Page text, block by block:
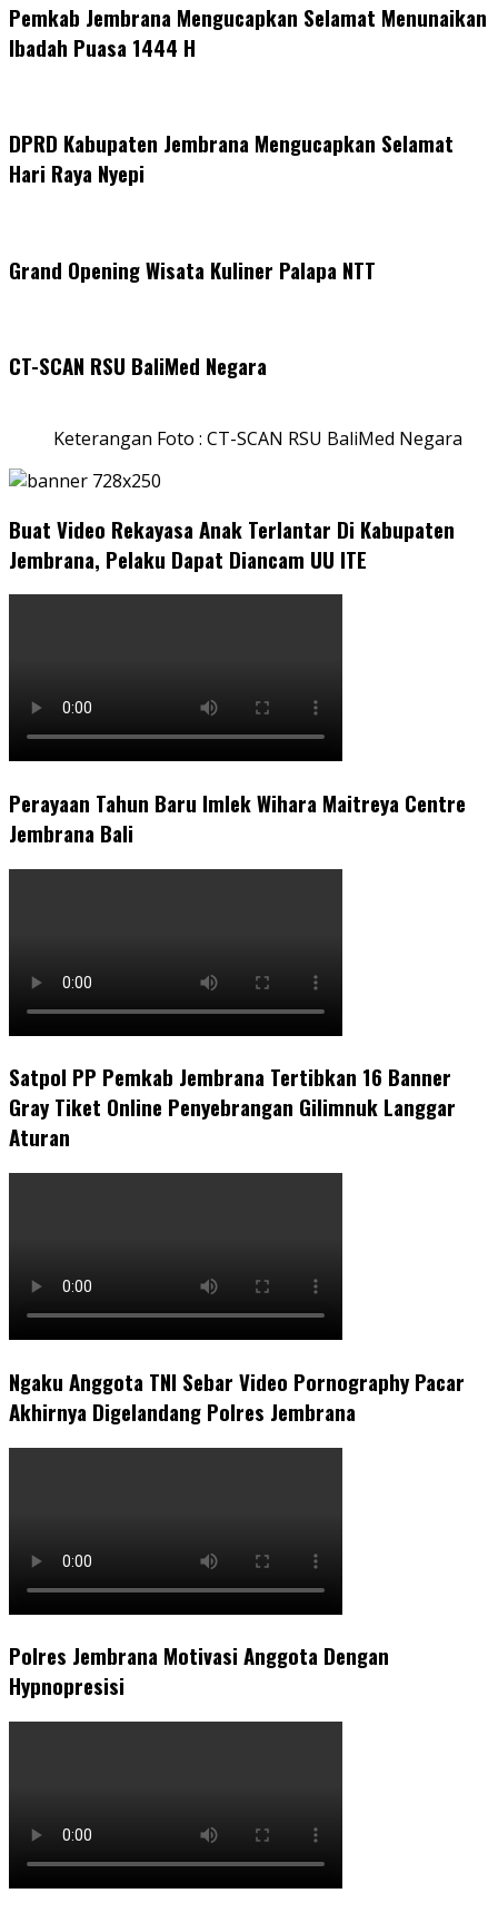
Pemkab Jembrana Mengucapkan Selamat Menunaikan
Ibadah Puasa 1444 H
DPRD Kabupaten Jembrana Mengucapkan Selamat
Hari Raya Nyepi
Grand Opening Wisata Kuliner Palapa NTT
CT-SCAN RSU BaliMed Negara
Keterangan Foto : CT-SCAN RSU BaliMed Negara
Buat Video Rekayasa Anak Terlantar Di Kabupaten
Jembrana, Pelaku Dapat Diancam UU ITE
Perayaan Tahun Baru Imlek Wihara Maitreya Centre
Jembrana Bali
Satpol PP Pemkab Jembrana Tertibkan 16 Banner
Gray Tiket Online Penyebrangan Gilimnuk Langgar
Aturan
Ngaku Anggota TNI Sebar Video Pornography Pacar
Akhirnya Digelandang Polres Jembrana
Polres Jembrana Motivasi Anggota Dengan
Hypnopresisi